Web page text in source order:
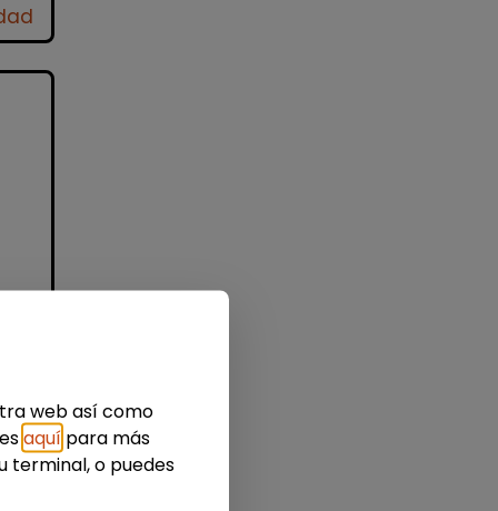
web así como
aquí para más
terminal, o puedes